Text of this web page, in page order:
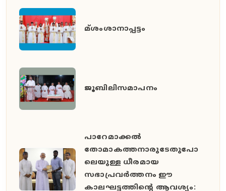
മ്ശംശാനാപ്പട്ടം
ജൂബിലിസമാപനം
പാറേമാക്കൽ
തോമാകത്തനാരുടേതുപോ
ലെയുള്ള ധീരമായ
സഭാപ്രവർത്തനം ഈ
കാലഘട്ടത്തിൻ്റെ ആവശ്യം: